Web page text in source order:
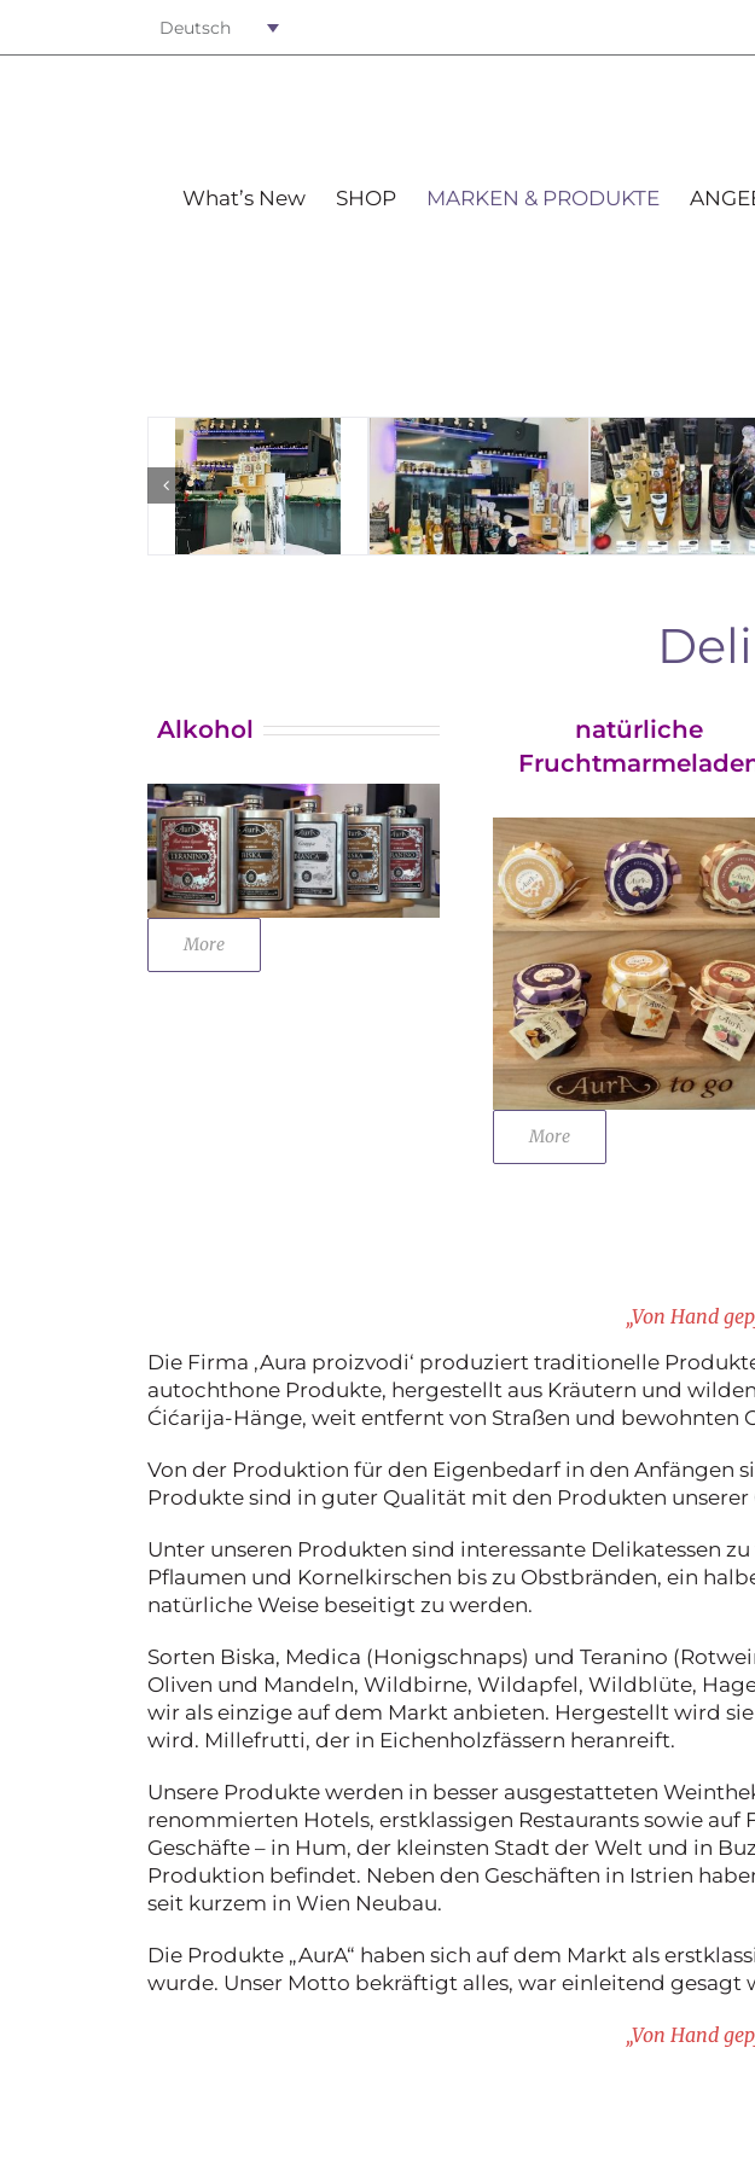
Deutsch
What’s New SHOP MARKEN & PRODUKTE
Alkohol
More
natürliche
More
„Von Hand
Die Firma ‚Aura proizvodi‘ produziert traditionelle
autochthone Produkte, hergestellt aus Kräutern und
Ćićarija-Hänge, weit entfernt von Straßen und bewohnten
Von der Produktion für den Eigenbedarf in den Anfängen
Produkte sind in guter Qualität mit den Produkten
Unter unseren Produkten sind interessante Delikatessen
Pflaumen und Kornelkirschen bis zu Obstbränden, ein
natürliche Weise beseitigt zu werden.
Sorten Biska, Medica (Honigschnaps) und Teranino
Oliven und Mandeln, Wildbirne, Wildapfel, Wildblüte,
wir als einzige auf dem Markt anbieten. Hergestellt wird
wird. Millefrutti, der in Eichenholzfässern heranreift.
Unsere Produkte werden in besser ausgestatteten
renommierten Hotels, erstklassigen Restaurants sowie
Geschäfte – in Hum, der kleinsten Stadt der Welt und in
Produktion befindet. Neben den Geschäften in Istrien
seit kurzem in Wien Neubau.
Die Produkte „AurA“ haben sich auf dem Markt als
wurde. Unser Motto bekräftigt alles, war einleitend gesagt
„Von Hand